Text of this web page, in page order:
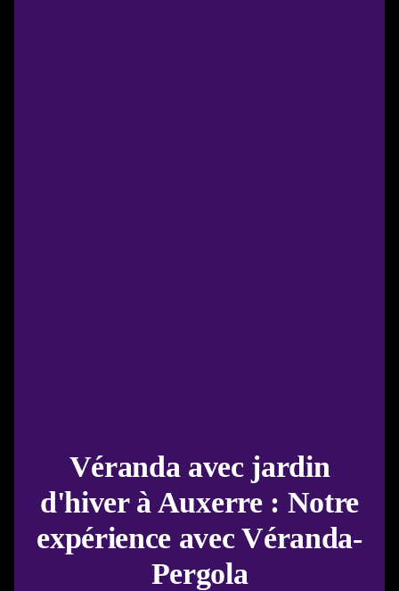
Véranda avec jardin
d'hiver à Auxerre : Notre
expérience avec Véranda-
Pergola